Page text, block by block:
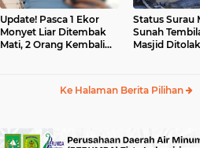
Update! Pasca 1 Ekor
Monyet Liar Ditembak
Mati, 2 Orang Kembali
Status Surau
Sunah
Masjid
Ke Halaman Berita Pilihan